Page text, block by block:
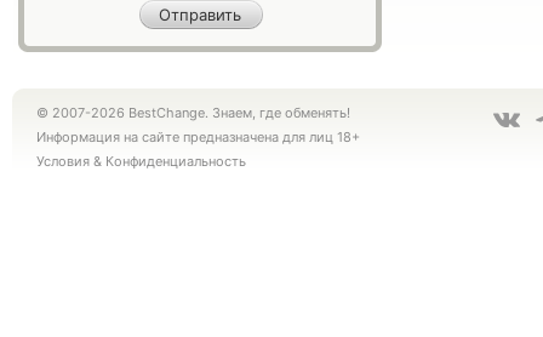
© 2007-2026 BestChange. Знаем, где обменять!
Информация на сайте предназначена для лиц 18+
Условия & Конфиденциальность